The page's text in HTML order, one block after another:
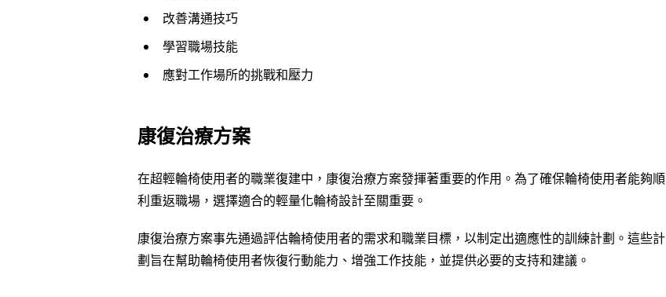
改善溝通技巧
學習職場技能
應對工作場所的挑戰和壓力
康復治療方案
在超輕輪椅使用者的職業復建中，康復治療方案發揮著重要的作用。為了確保輪椅使用者能夠順
利重返職場，選擇適合的輕量化輪椅設計至關重要。
康復治療方案事先通過評估輪椅使用者的需求和職業目標，以制定出適應性的訓練計劃。這些計
劃旨在幫助輪椅使用者恢復行動能力、增強工作技能，並提供必要的支持和建議。